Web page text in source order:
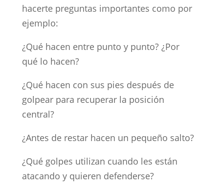
hacerte preguntas importantes como por
ejemplo:
¿Qué hacen entre punto y punto? ¿Por
qué lo hacen?
¿Qué hacen con sus pies después de
golpear para recuperar la posición
central?
¿Antes de restar hacen un pequeño salto?
¿Qué golpes utilizan cuando les están
atacando y quieren defenderse?